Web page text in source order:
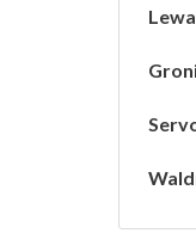
Lewa